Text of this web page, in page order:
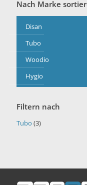
Nach Marke
Disan
Tubo
Woodio
Hygio
Filtern nach
Tubo (3)